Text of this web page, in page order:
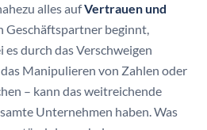
alles aufVertrauen und
Geschäftspartner beginnt,
durch das Verschweigen
Manipulieren von Zahlen oder
– kann das weitreichende
Unternehmen haben. Was